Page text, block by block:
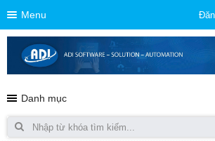
Menu
Danh mục